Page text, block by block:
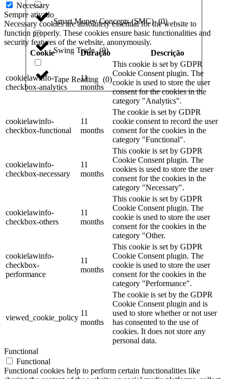
Smart Money Concepts (SMC) (0)
Swing Trade (0)
Tape Reading (0)
Necessary
Sempre ativado
Necessary cookies are absolutely essential for the website to
function properly. These cookies ensure basic functionalities and
security features of the website, anonymously.
Cookie
Duração Descrição
cookielawinfo-
checkbox-analytics
11
months
This cookie is set by GDPR
Cookie Consent plugin. The
cookie is used to store the user
consent for the cookies in the
category "Analytics".
cookielawinfo-
checkbox-functional
11
months
The cookie is set by GDPR
cookie consent to record the user
consent for the cookies in the
category "Functional".
cookielawinfo-
checkbox-necessary
11
months
This cookie is set by GDPR
Cookie Consent plugin. The
cookies is used to store the user
consent for the cookies in the
category "Necessary".
cookielawinfo-
checkbox-others
11
months
This cookie is set by GDPR
Cookie Consent plugin. The
cookie is used to store the user
consent for the cookies in the
category "Other.
cookielawinfo-
checkbox-
performance
11
months
This cookie is set by GDPR
Cookie Consent plugin. The
cookie is used to store the user
consent for the cookies in the
category "Performance".
viewed_cookie_policy
11
months
The cookie is set by the GDPR
Cookie Consent plugin and is
used to store whether or not user
has consented to the use of
cookies. It does not store any
personal data.
Functional
Functional
Functional cookies help to perform certain functionalities like